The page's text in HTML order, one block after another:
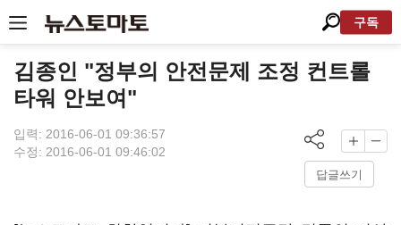
구독
김종인 "정부의 안전문제 조정 컨트롤
타워 안보여"
입력: 2016-06-01 09:36:57
수정: 2016-06-01 09:46:02
답글쓰기